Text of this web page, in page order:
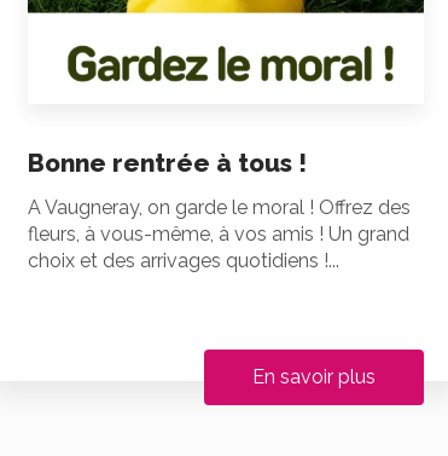
Bonne rentrée à tous !
A Vaugneray, on garde le moral ! Offrez des
fleurs, à vous-même, à vos amis ! Un grand
choix et des arrivages quotidiens !...
En savoir plus